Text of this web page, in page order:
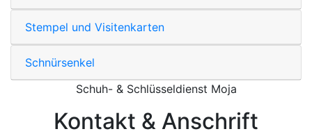
Stempel und Visitenkarten
Schnürsenkel
Schuh- & Schlüsseldienst Moja
Kontakt & Anschrift